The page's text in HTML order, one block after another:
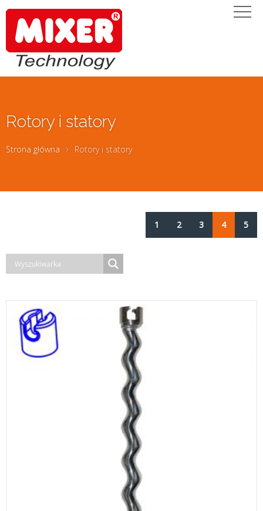
Rotory i statory
Strona główna Rotory i statory
1 2 3 4 5